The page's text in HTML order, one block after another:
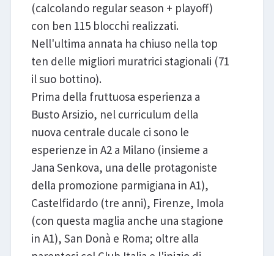
(calcolando regular season + playoff)
con ben 115 blocchi realizzati.
Nell'ultima annata ha chiuso nella top
ten delle migliori muratrici stagionali (71
il suo bottino).
Prima della fruttuosa esperienza a
Busto Arsizio, nel curriculum della
nuova centrale ducale ci sono le
esperienze in A2 a Milano (insieme a
Jana Senkova, una delle protagoniste
della promozione parmigiana in A1),
Castelfidardo (tre anni), Firenze, Imola
(con questa maglia anche una stagione
in A1), San Donà e Roma; oltre alla